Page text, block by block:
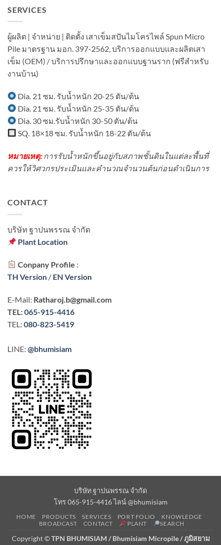
พื้นที่
อาคาร
ใน
งาน
เติม
บ้าน
Spun
Micropile
บ้าง?
SERVICES
ผู้ผลิต | จำหน่าย | ติดตั้ง เสาเข็มสปันไมโครไพล์ Spun Micro
Pile มาตรฐาน มอก. 397-2562, บริการออกแบบและผลิตเสา
เข็ม (OEM) / บริการปรึกษาและออกแบบฐานราก (ฟรีสำหรับ
งานบ้าน)
Dia. 21 ซม. รับน้ำหนัก 20-25 ตัน/ต้น
Dia. 21 ซม. รับน้ำหนัก 25-35 ตัน/ต้น
Dia. 30 ซม.รับน้ำหนัก 30-50 ตัน/ต้น
SQ. 18×18 ซม. รับน้ำหนัก 18-22 ตัน/ต้น
หมายเหตุ: การรับน้ำหนักขึ้นอยู่กับสภาพชั้นดินในแต่ละพื้นที่
ควรให้วิศวกรประเมินและคำนวณจำนวนต้นก่อนดำเนินการ
CONTACT
บริษัท ฐาปนพรรณ จํากัด
Plant Location
Conpany Profile :
TH Version / EN Version
E-Mail: Ratharoj.b@gmail.com
TEL:065-915-4416
TEL: 080-823-5419
LINE: @bhumisiam
บริษัท ฐาปนพรรณ จำกัด
โทร 065-915-4416 ไลน์ @bhumisiam
HOME PRODUCTS SERVICES PORT FOLIO
KNOWLEDGE
BROADCAST
CONTACT PLANT SEARCH
Copyright ©TPN BHUMISIAM / Bhumisiam Micropile / ภูมิสยาม